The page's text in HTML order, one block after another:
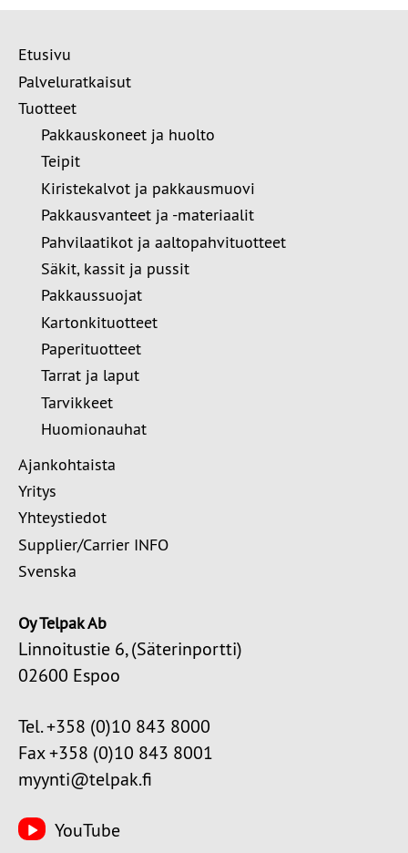
Etusivu
Palveluratkaisut
Tuotteet
Pakkauskoneet ja huolto
Teipit
Kiristekalvot ja pakkausmuovi
Pakkausvanteet ja -materiaalit
Pahvilaatikot ja aaltopahvituotteet
Säkit, kassit ja pussit
Pakkaussuojat
Kartonkituotteet
Paperituotteet
Tarrat ja laput
Tarvikkeet
Huomionauhat
Ajankohtaista
Yritys
Yhteystiedot
Supplier/Carrier INFO
Svenska
Oy Telpak Ab
Linnoitustie 6, (Säterinportti)
02600 Espoo
Tel. +358 (0)10 843 8000
Fax +358 (0)10 843 8001
myynti@telpak.fi
YouTube